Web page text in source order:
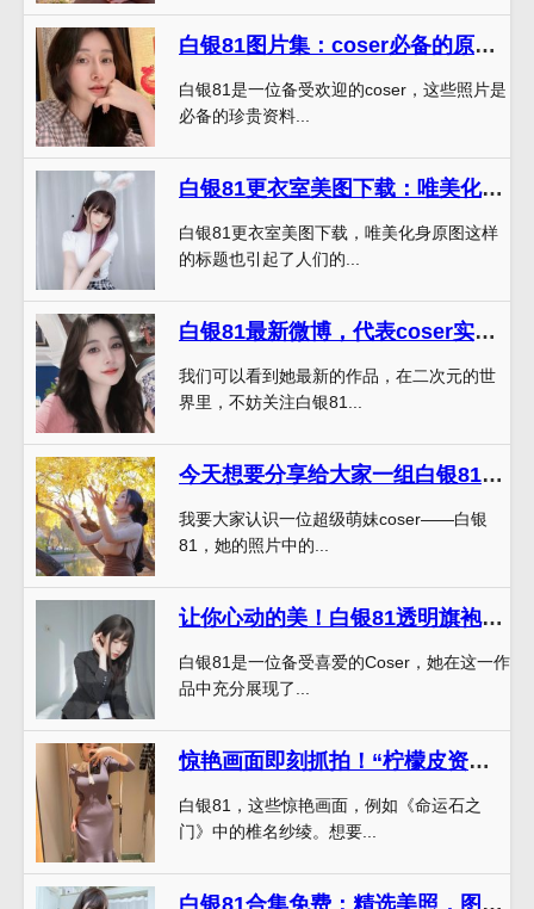
白银81图片集：coser必备的原版摄影照片
白银81是一位备受欢迎的coser，这些照片是
必备的珍贵资料...
白银81更衣室美图下载：唯美化身原图
白银81更衣室美图下载，唯美化身原图这样
的标题也引起了人们的...
白银81最新微博，代表coser实力斗士
我们可以看到她最新的作品，在二次元的世
界里，不妨关注白银81...
今天想要分享给大家一组白银81真名cos的照片，好看到爆炸
我要大家认识一位超级萌妹coser——白银
81，她的照片中的...
让你心动的美！白银81透明旗袍脚控照片完美呈现
白银81是一位备受喜爱的Coser，她在这一作
品中充分展现了...
惊艳画面即刻抓拍！“柠檬皮资讯白银81”最新图片首曝光
白银81，这些惊艳画面，例如《命运石之
门》中的椎名纱绫。想要...
白银81合集免费：精选美照，图图皆精品